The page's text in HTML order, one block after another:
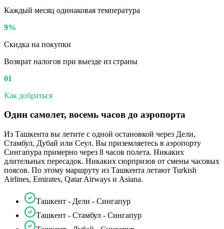
Каждый месяц одинаковая температура
9%
Скидка на покупки
Возврат налогов при выезде из страны
01
Как добраться
Один самолет, восемь часов до аэропорта
Из Ташкента вы летите с одной остановкой через Дели,
Стамбул, Дубай или Сеул. Вы приземляетесь в аэропорту
Сингапура примерно через 8 часов полета. Никаких
длительных пересадок. Никаких сюрпризов от смены часовых
поясов. По этому маршруту из Ташкента летают Turkish
Airlines, Emirates, Qatar Airways и Asiana.
Ташкент - Дели - Сингапур
Ташкент - Стамбул - Сингапур